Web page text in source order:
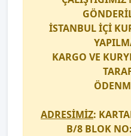
İSTANBUL İÇİ
KARGO VE
ADRESİMİZ:
B/8 BLOK